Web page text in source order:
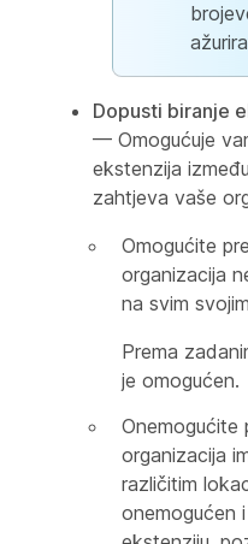
Dopusti biranje
— Omogućuje
ekstenzija
zahtjeva vaše
Omogućite
organizacija
na svim
Prema
je omogućen.
Onemogućite
organizacija
različitim
onemogućen